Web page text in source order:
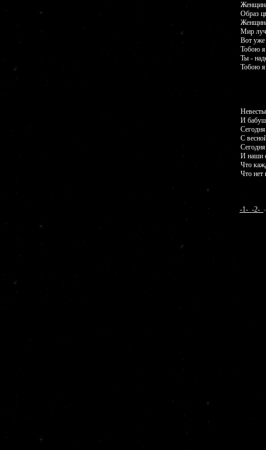
Образ
Мир
Вот уже
Тобою я
Ты -
Тобою я
И
С
И наши
Что
Что нет
-1- -2-